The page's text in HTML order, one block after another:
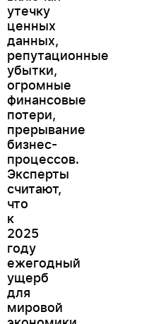
утечку
ценных
данных,
репутационные
убытки,
огромные
финансовые
потери,
прерывание
бизнес-
процессов.
Эксперты
считают,
что
к
2025
году
ежегодный
ущерб
для
мировой